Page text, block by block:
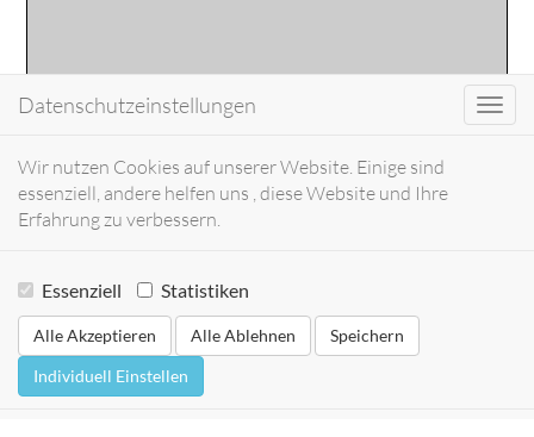
Datenschutzeinstellungen
Wir nutzen Cookies auf unserer Website. Einige sind
essenziell, andere helfen uns , diese Website und Ihre
Erfahrung zu verbessern.
Essenziell Statistiken
Alle Akzeptieren Alle Ablehnen
Speichern
Individuell Einstellen